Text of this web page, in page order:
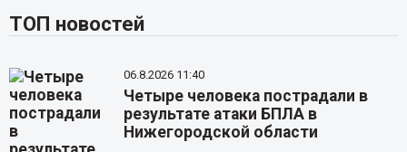
ТОП новостей
06.8.2026 11:40
Четыре человека пострадали в
результате атаки БПЛА в
Нижегородской области